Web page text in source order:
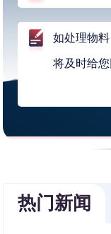
热门新闻